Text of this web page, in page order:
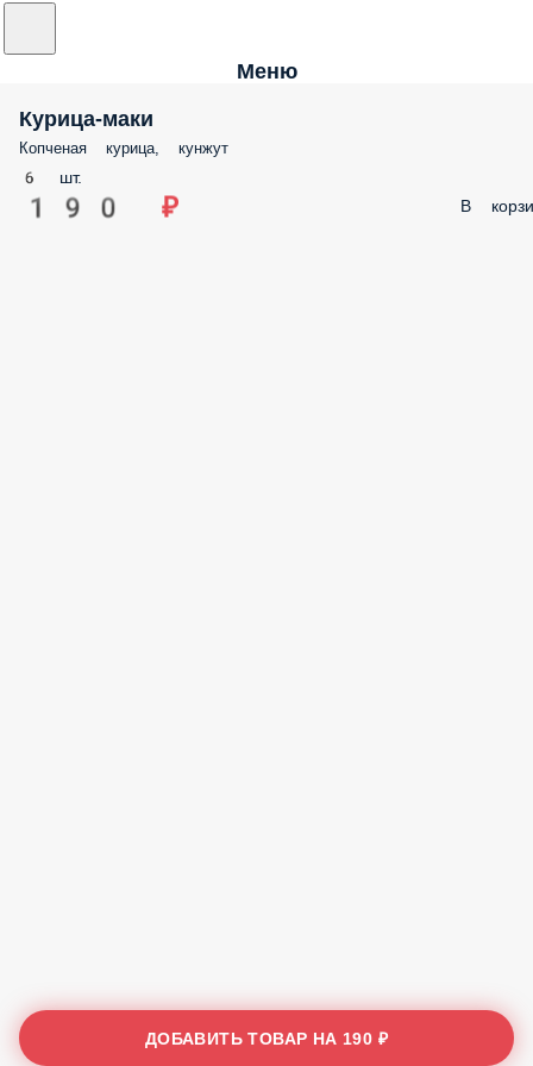
Меню
Курица-маки
Копченая курица, кунжут
6 шт.
190 ₽ В
ДОБАВИТЬ ТОВАР НА 190 ₽